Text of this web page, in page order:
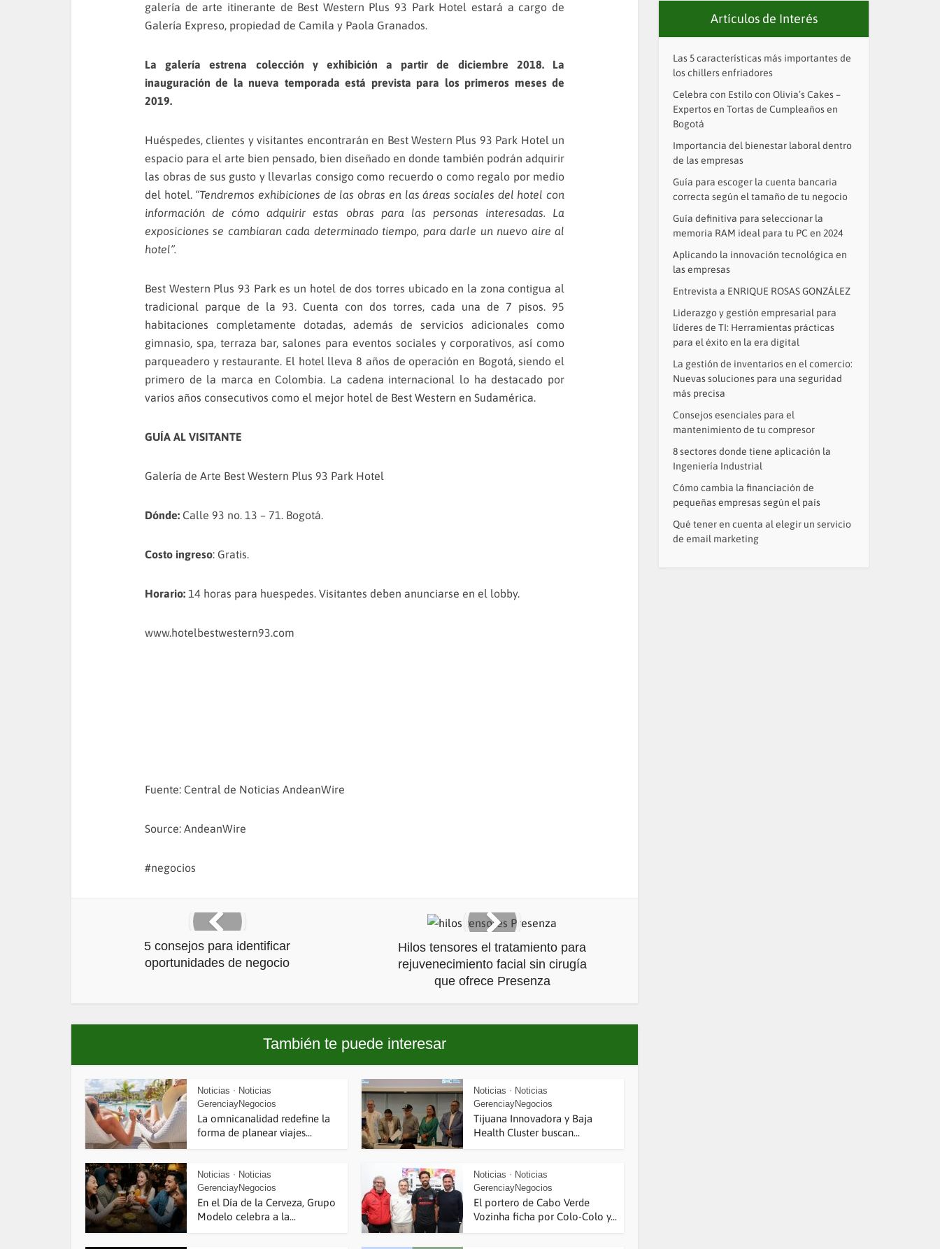
galería de arte itinerante de Best Western Plus 93 Park Hotel estará a cargo de
Galería Expreso, propiedad de Camila y Paola Granados.
La galería estrena colección y exhibición a partir de diciembre 2018. La
inauguración de la nueva temporada está prevista para los primeros meses de
2019.
Huéspedes, clientes y visitantes encontrarán en Best Western Plus 93 Park Hotel un
espacio para el arte bien pensado, bien diseñado en donde también podrán adquirir
las obras de sus gusto y llevarlas consigo como recuerdo o como regalo por medio
del hotel. “Tendremos exhibiciones de las obras en las áreas sociales del hotel con
información de cómo adquirir estas obras para las personas interesadas. La
exposiciones se cambiaran cada determinado tiempo, para darle un nuevo aire al
hotel”.
Best Western Plus 93 Park es un hotel de dos torres ubicado en la zona contigua al
tradicional parque de la 93. Cuenta con dos torres, cada una de 7 pisos. 95
habitaciones completamente dotadas, además de servicios adicionales como
gimnasio, spa, terraza bar, salones para eventos sociales y corporativos, así como
parqueadero y restaurante. El hotel lleva 8 años de operación en Bogotá, siendo el
primero de la marca en Colombia. La cadena internacional lo ha destacado por
varios años consecutivos como el mejor hotel de Best Western en Sudamérica.
GUÍA AL VISITANTE
Galería de Arte Best Western Plus 93 Park Hotel
Dónde: Calle 93 no. 13 – 71. Bogotá.
Costo ingreso: Gratis.
Horario: 14 horas para huespedes. Visitantes deben anunciarse en el lobby.
www.hotelbestwestern93.com
Fuente: Central de Noticias AndeanWire
Source: AndeanWire
negocios
5 consejos para identificar
oportunidades de negocio
Hilos tensores el tratamiento para
rejuvenecimiento facial sin cirugía
que ofrece Presenza
También te puede interesar
Noticias • Noticias
GerenciayNegocios
La omnicanalidad redefine la
forma de planear viajes...
Noticias • Noticias
GerenciayNegocios
Tijuana Innovadora y Baja
Health Cluster buscan...
Noticias • Noticias
GerenciayNegocios
En el Día de la Cerveza, Grupo
Modelo celebra a la...
Noticias • Noticias
GerenciayNegocios
El portero de Cabo Verde
Vozinha ficha por Colo-Colo y...
Artículos de Interés
Las 5 características más importantes de
los chillers enfriadores
Celebra con Estilo con Olivia’s Cakes –
Expertos en Tortas de Cumpleaños en
Bogotá
Importancia del bienestar laboral dentro
de las empresas
Guía para escoger la cuenta bancaria
correcta según el tamaño de tu negocio
Guía definitiva para seleccionar la
memoria RAM ideal para tu PC en 2024
Aplicando la innovación tecnológica en
las empresas
Entrevista a ENRIQUE ROSAS GONZÁLEZ
Liderazgo y gestión empresarial para
líderes de TI: Herramientas prácticas
para el éxito en la era digital
La gestión de inventarios en el comercio:
Nuevas soluciones para una seguridad
más precisa
Consejos esenciales para el
mantenimiento de tu compresor
8 sectores donde tiene aplicación la
Ingeniería Industrial
Cómo cambia la financiación de
pequeñas empresas según el país
Qué tener en cuenta al elegir un servicio
de email marketing